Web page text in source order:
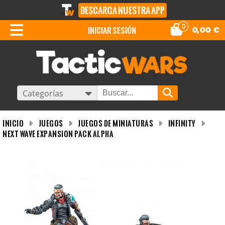
DESCARGA NUESTRA APP
0 0,00 €
iniciar sesión
Categorías
INICIO Juegos Juegos de miniaturas
Infinity
Next Wave Expansion Pack Alpha